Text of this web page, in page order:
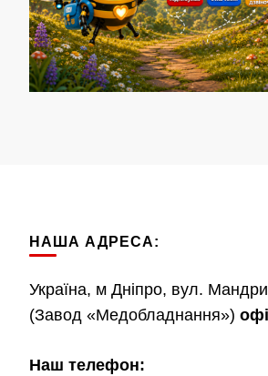
НАША АДРЕСА:
Україна, м Дніпро, вул.
(Завод «Медобладнання»)
Наш телефон: